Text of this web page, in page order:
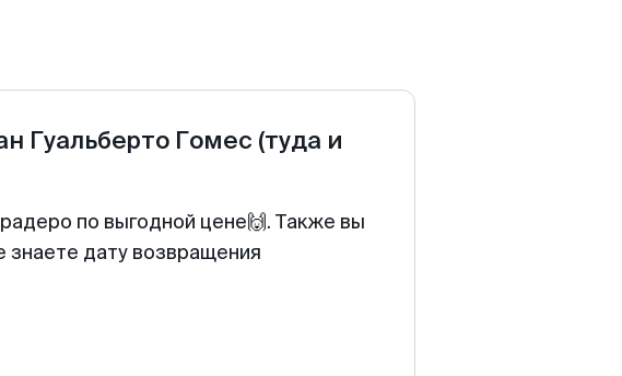
Гуальберто Гомес (туда и
по выгодной цене🙌. Также вы
дату возвращения